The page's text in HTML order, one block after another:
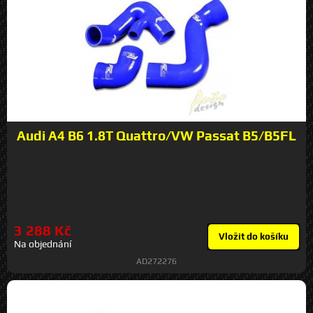
Audi A4 B6 1.8T Quattro/VW Passat B5/B5FL
3 288 Kč
Na objednání
Vložit do košíku
AD272276